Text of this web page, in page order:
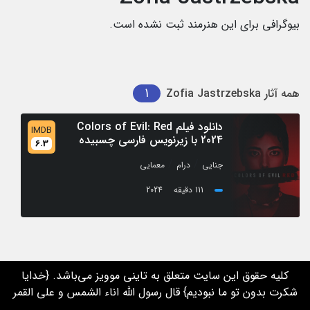
بیوگرافی برای این هنرمند ثبت نشده است.
همه آثار Zofia Jastrzebska
1
دانلود فیلم Colors of Evil: Red
2024 با زیرنویس فارسی چسبیده
IMDB
6.3
جنایی درام
معمایی
111 دقیقه
2024
کلیه حقوق این سایت متعلق به تاینی موویز می‌باشد. {خدایا
شکرت بدون تو ما نبودیم} قال رسول الله اناء الشمس و علی القمر